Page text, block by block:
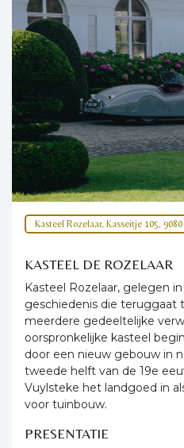
Kasteel Rozelaar, Kasseitje 105,
KASTEEL DE ROZELAAR
Kasteel Rozelaar, gelegen
geschiedenis die teruggaat
meerdere gedeeltelijke
oorspronkelijke kasteel
door een nieuw gebouw in
tweede helft van de 19e
Vuylsteke het landgoed in
voor tuinbouw.
PRESENTATIE